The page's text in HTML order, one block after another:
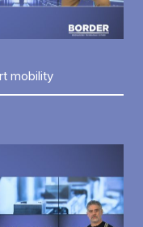
mobility